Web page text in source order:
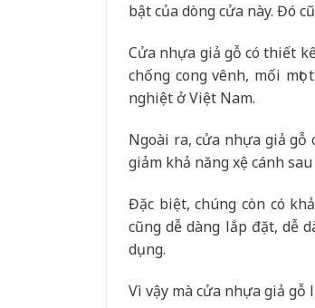
bật của dòng cửa này. Đó
Cửa nhựa giả gỗ có thiết
chống cong vênh, mối
nghiệt ở Việt Nam.
Ngoài ra, cửa nhựa giả gỗ
giảm khả năng xệ cánh
Đặc biệt, chúng còn có
cũng dễ dàng lắp đặt, dễ
dụng.
Vì vậy mà cửa nhựa giả gỗ